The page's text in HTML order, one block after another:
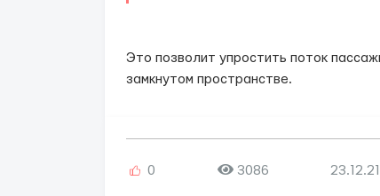
Это позволит упростить поток
замкнутом пространстве.
0 3086 23.12.21